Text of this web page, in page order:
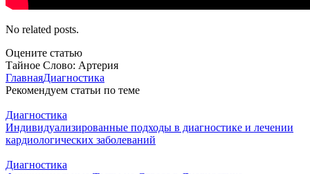
No related posts.
Оцените статью
Тайное Слово: Артерия
ГлавнаяДиагностика
Рекомендуем статьи по теме
Диагностика
Индивидуализированные подходы в диагностике и лечении
кардиологических заболеваний
Диагностика